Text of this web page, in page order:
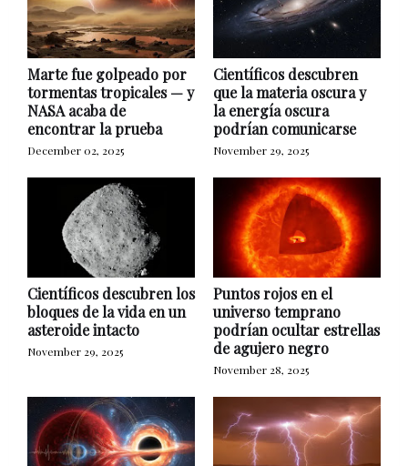
Marte fue golpeado por
tormentas tropicales — y
NASA acaba de
encontrar la prueba
December 02, 2025
Científicos descubren
que la materia oscura y
la energía oscura
podrían comunicarse
November 29, 2025
Científicos descubren los
bloques de la vida en un
asteroide intacto
November 29, 2025
Puntos rojos en el
universo temprano
podrían ocultar estrellas
de agujero negro
November 28, 2025